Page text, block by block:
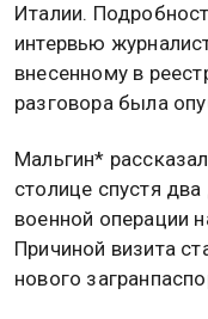
Италии.
интервью
внесенному в
разговора была
Мальгин*
столице спустя
военной операции
Причиной визита
нового